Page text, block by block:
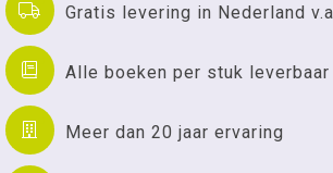
Gratis levering in Nederland
Alle boeken per stuk leverbaar
Meer dan 20 jaar ervaring